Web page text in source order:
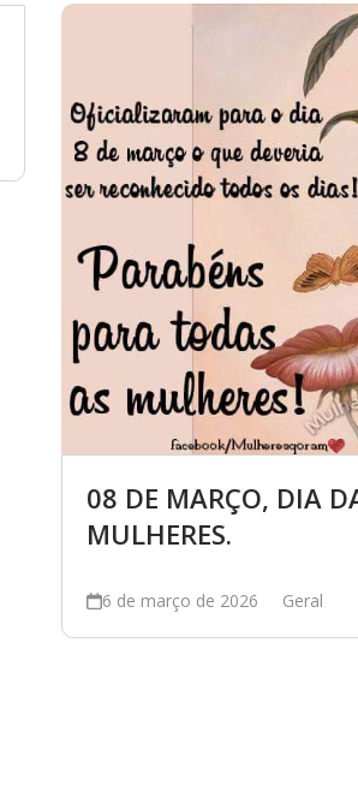
08 DE MARÇO, DIA
MULHERES.
6 de março de 2026 Geral